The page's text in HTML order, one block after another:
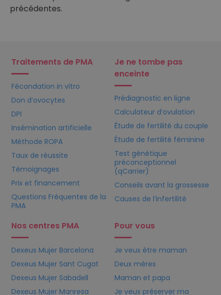
précédentes.
Traitements de PMA
Fécondation in vitro
Don d’ovocytes
DPI
Insémination artificielle
Méthode ROPA
Taux de réussite
Témoignages
Prix et financement
Questions Fréquentes de la
PMA
Je ne tombe pas
enceinte
Prédiagnostic en ligne
Calculateur d’ovulation
Étude de fertilité du couple
Étude de fertilité féminine
Test génétique
préconceptionnel
(qCarrier)
Conseils avant la grossesse
Causes de l’infertilité
Nos centres PMA
Dexeus Mujer Barcelona
Dexeus Mujer Sant Cugat
Dexeus Mujer Sabadell
Dexeus Mujer Manresa
Pour vous
Je veux être maman
Deux mères
Maman et papa
Je veux préserver ma